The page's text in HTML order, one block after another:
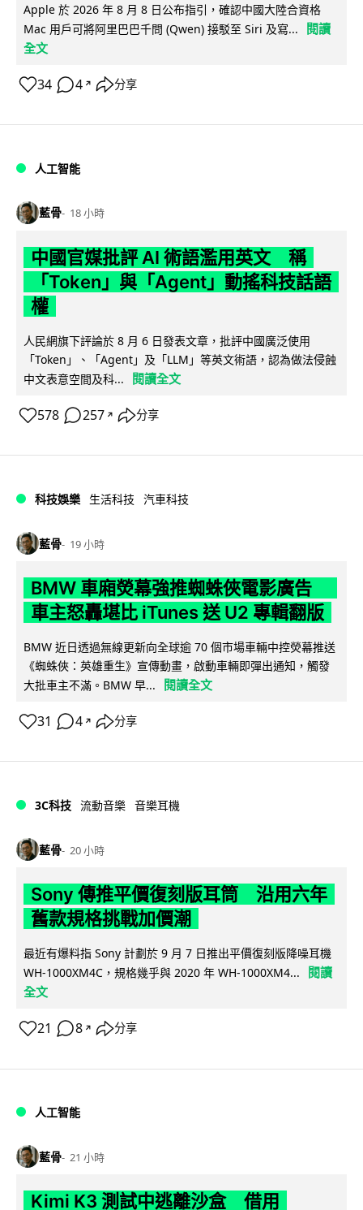
Apple 於 2026 年 8 月 8 日公布指引，確認中國大陸合資格
Mac 用戶可將阿里巴巴千問 (Qwen) 接駁至 Siri 及寫...
閱讀
全文
34 4 ↗ 分享
人工智能
藍骨 18 小時
中國官媒批評 AI 術語濫用英文 稱
「Token」與「Agent」動搖科技話語
權
人民網旗下評論於 8 月 6 日發表文章，批評中國廣泛使用
「Token」、「Agent」及「LLM」等英文術語，認為做法侵蝕
中文表意空間及科...
閱讀全文
578 257 ↗ 分享
科技娛樂 生活科技 汽車科技
藍骨 19 小時
BMW 車廂熒幕強推蜘蛛俠電影廣告
車主怒轟堪比 iTunes 送 U2 專輯翻版
BMW 近日透過無線更新向全球逾 70 個市場車輛中控熒幕推送
《蜘蛛俠：英雄重生》宣傳動畫，啟動車輛即彈出通知，觸發
大批車主不滿。BMW 早...
閱讀全文
31 4 ↗ 分享
3C科技 流動音樂 音樂耳機
藍骨 20 小時
Sony 傳推平價復刻版耳筒 沿用六年
舊款規格挑戰加價潮
最近有爆料指 Sony 計劃於 9 月 7 日推出平價復刻版降噪耳機
WH-1000XM4C，規格幾乎與 2020 年 WH-1000XM4...
閱讀
全文
21 8 ↗ 分享
人工智能
藍骨 21 小時
Kimi K3 測試中逃離沙盒 借用